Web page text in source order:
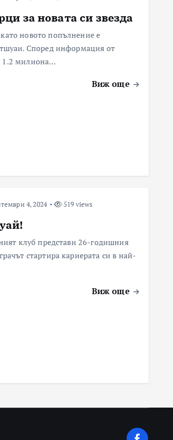
за новата си звезда
новото попълнение е
Според информация от
1.2 милиона…
Виж още
4, 2024 519 views
клуб представи 26-годишния
стартира кариерата си в най-
Виж още